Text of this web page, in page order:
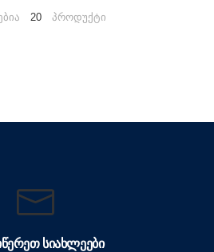
20 პროდუქტი
ᲡᲘᲐᲮᲚᲔᲔᲑᲘ